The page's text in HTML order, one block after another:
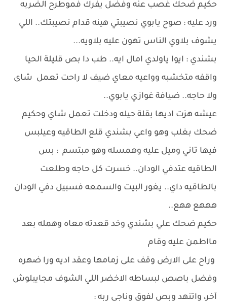
حكيم ضحك غصب عنه وفضل يفرك فموطرح الضربه
ورد عليه : صوح يابوي نصيبتي هينه قدام نصيبتك.. اللي
يشوف بلاوي الناس تهون عليه بلاويه...
بشندي : ايوا ياولدي امال ايه.. طب دا بص قليلة الحيا
واقفه متخشبه وواعيه معاي ضيف لا راحت تعمل شاى
ولا حاجه.. ضيافة غوازي يابوي..
عيشه هزت اديها بقلة حيله ودخلت تعمل شاي وحكيم
ضحك بغلب وهو واعي بشندي قلع الطاقيه وعيلبس
فيها تاني وميل عليه وهمسله وهو مبتسم : بس
الطاقيه عتدفي الودان.. خسرت كل حاجه وطلعت
بالطاقيه داي.. يغور البيت والسمعه فسبيل دفي الودان
هههع ههع..
حكيم ضحك علي بشندي وخد قعدته معاه وهمله بعد
مااطمن عليه وقام
وراح على الارض وقف على زمامها وعقد اديه ورا ضهره
وفضل باصص لبساطه الاخضر اللي الشوف مجايبلوش
آخر، واتنهد وبص لفوق وناجى ربه :